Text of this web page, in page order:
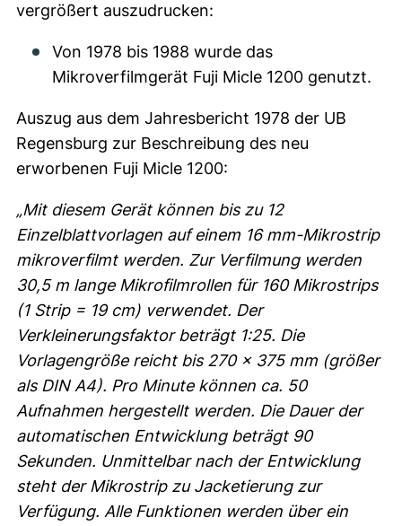
vergrößert auszudrucken:
Von 1978 bis 1988 wurde das
Mikroverfilmgerät Fuji Micle 1200 genutzt.
Auszug aus dem Jahresbericht 1978 der UB
Regensburg zur Beschreibung des neu
erworbenen Fuji Micle 1200:
„Mit diesem Gerät können bis zu 12
Einzelblattvorlagen auf einem 16 mm-Mikrostrip
mikroverfilmt werden. Zur Verfilmung werden
30,5 m lange Mikrofilmrollen für 160 Mikrostrips
(1 Strip = 19 cm) verwendet. Der
Verkleinerungsfaktor beträgt 1:25. Die
Vorlagengröße reicht bis 270 x 375 mm (größer
als DIN A4). Pro Minute können ca. 50
Aufnahmen hergestellt werden. Die Dauer der
automatischen Entwicklung beträgt 90
Sekunden. Unmittelbar nach der Entwicklung
steht der Mikrostrip zu Jacketierung zur
Verfügung. Alle Funktionen werden über ein